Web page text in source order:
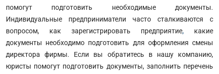
помогут подготовить необходимые документы.
Индивидуальные предприниматели часто сталкиваются с
вопросом, как зарегистрировать предприятие, какие
документы необходимо подготовить для оформления смены
директора фирмы. Если вы обратитесь в нашу компанию,
юристы помогут подготовить документы, заполнить перечень